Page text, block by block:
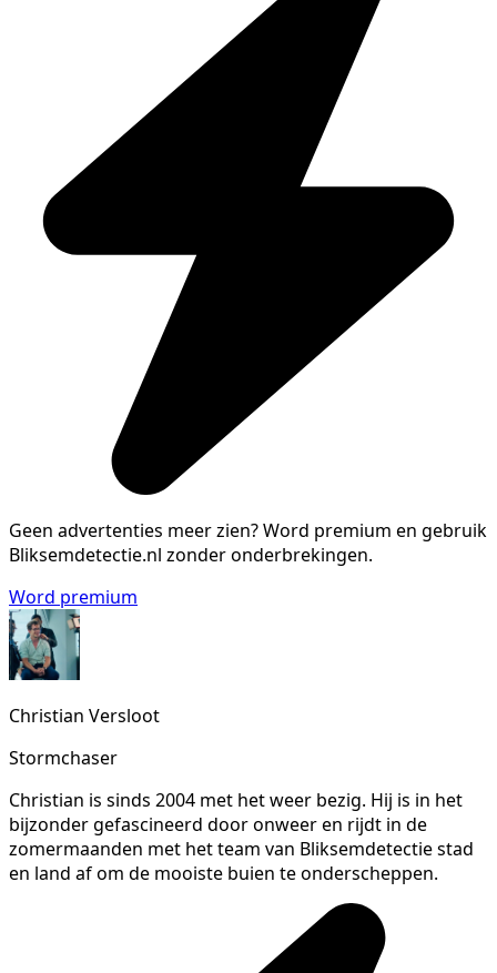
Geen advertenties meer zien?Word premium en gebruik
Bliksemdetectie.nl zonder onderbrekingen.
Word premium
Christian Versloot
Stormchaser
Christian is sinds 2004 met het weer bezig. Hij is in het
bijzonder gefascineerd door onweer en rijdt in de
zomermaanden met het team van Bliksemdetectie stad
en land af om de mooiste buien te onderscheppen.